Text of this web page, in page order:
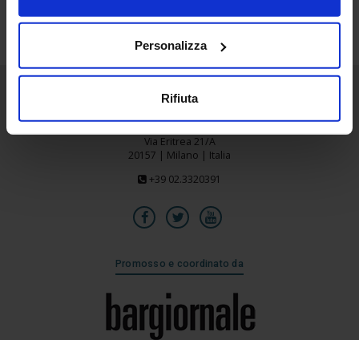
Personalizza
Rifiuta
Via Eritrea 21/A
20157 | Milano | Italia
+39 02.3320391
Promosso e coordinato da